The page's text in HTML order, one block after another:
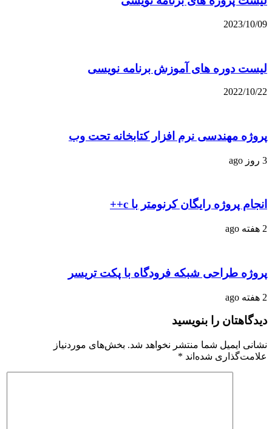
2023/10/09
لیست دوره های آموزش برنامه نویسی
2022/10/22
پروژه مهندسی نرم افزار کتابخانه تحت وب
3 روز ago
انجام پروژه رایگان کرنومتر با c++
2 هفته ago
پروژه طراحی شبکه فرودگاه با پکت تریسر
2 هفته ago
دیدگاهتان را بنویسید
نشانی ایمیل شما منتشر نخواهد شد. بخش‌های موردنیاز
علامت‌گذاری شده‌اند *